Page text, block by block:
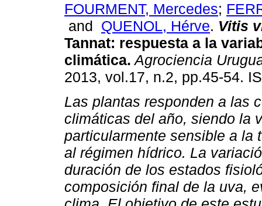
FOURMENT, Mercedes;
and QUENOL, Hérve. Vitis
Tannat: respuesta a la
climática. Agrociencia
2013, vol.17, n.2, pp.45-54.
Las plantas responden a las
climáticas del año, siendo la
particularmente sensible a la
al régimen hídrico. La
duración de los estados
composición final de la uva,